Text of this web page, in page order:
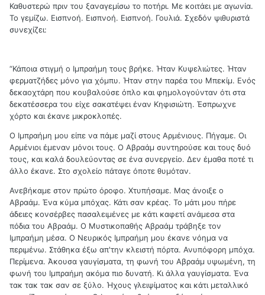
Καθυστερώ πριν του ξαναγεμίσω το ποτήρι. Με κοιτάει με αγωνία.
Το γεμίζω. Εισπνοή. Εισπνοή. Εισπνοή. Γουλιά. Σχεδόν ψιθυριστά
συνεχίζει:
“Κάποια στιγμή ο Ιμπραήμη τους βρήκε. Ήταν Κυψελιώτες. Ήταν
φερματζήδες μόνο για χόμπυ. Ήταν στην παρέα του Μπεκίμ. Ενός
δεκαοχτάρη που κουβαλούσε όπλο και φημολογούνταν ότι στα
δεκατέσσερα του είχε σακατέψει έναν Κηφισιώτη. Έσπρωχνε
χόρτο και έκανε μικροκλοπές.
Ο Ιμπραήμη μου είπε να πάμε μαζί στους Αρμένιους. Πήγαμε. Οι
Αρμένιοι έμεναν μόνοι τους. Ο Αβραάμ συντηρούσε και τους δυό
τους, και καλά δουλεύοντας σε ένα συνεργείο. Δεν έμαθα ποτέ τι
άλλο έκανε. Στο σχολείο πάταγε όποτε θυμόταν.
Ανεβήκαμε στον πρώτο όροφο. Χτυπήσαμε. Μας άνοιξε ο
Αβραάμ. Ένα κύμα μπόχας. Κάτι σαν κρέας. Το μάτι μου πήρε
άδειες κονσέρβες πασαλειμένες με κάτι καφετί ανάμεσα στα
πόδια του Αβραάμ. Ο Μυστικοπαθής Αβραάμ τράβηξε τον
Ιμπραήμη μέσα. Ο Νευρικός Ιμπραήμη μου έκανε νόημα να
περιμένω. Στάθηκα έξω απ'την κλειστή πόρτα. Ανυπόφορη μπόχα.
Περίμενα. Άκουσα γαυγίσματα, τη φωνή του Αβραάμ υψωμένη, τη
φωνή του Ιμπραήμη ακόμα πιο δυνατή. Κι άλλα γαυγίσματα. Ένα
τακ τακ τακ σαν σε ξύλο. Ήχους γλειψίματος και κάτι μεταλλικό